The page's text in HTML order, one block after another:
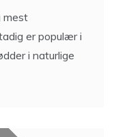
mest
er populær i
i naturlige